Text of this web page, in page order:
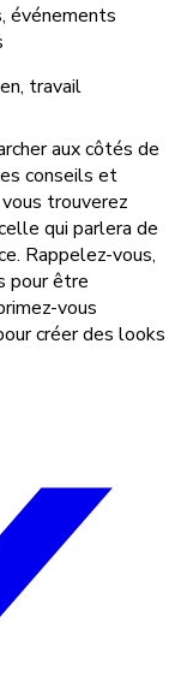
événements
travail
aux côtés de
conseils et
trouverez
qui parlera de
Rappelez-vous,
pour être
vous
créer des looks